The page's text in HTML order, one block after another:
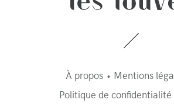
À propos
Mentions
Politique de confidentialité